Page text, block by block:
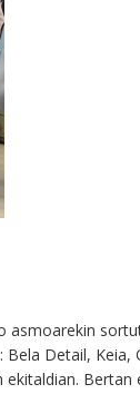
asmoarekin
Detail,
Bertan